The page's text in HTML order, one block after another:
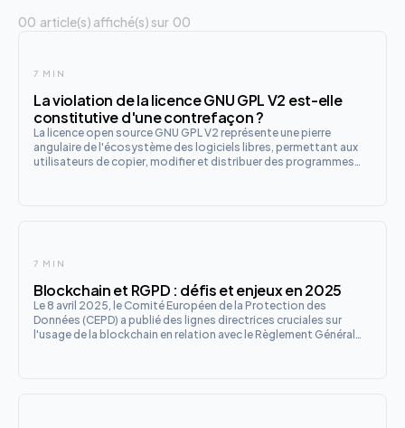
00 article(s) affiché(s) sur 00
7 MIN
La violation de la licence GNU GPL V2 est-elle
constitutive d'une contrefaçon ?
La licence open source GNU GPL V2 représente une pierre
angulaire de l'écosystème des logiciels libres, permettant aux
utilisateurs de copier, modifier et distribuer des programmes
7 MIN
Blockchain et RGPD : défis et enjeux en 2025
Le 8 avril 2025, le Comité Européen de la Protection des
Données (CEPD) a publié des lignes directrices cruciales sur
l'usage de la blockchain en relation avec le Règlement Général